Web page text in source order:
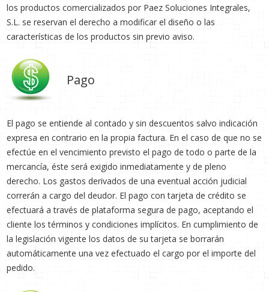
los productos comercializados por Paez Soluciones Integrales,
S.L. se reservan el derecho a modificar el diseño o las
características de los productos sin previo aviso.
Pago
El pago se entiende al contado y sin descuentos salvo indicación
expresa en contrario en la propia factura. En el caso de que no se
efectúe en el vencimiento previsto el pago de todo o parte de la
mercancía, éste será exigido inmediatamente y de pleno
derecho. Los gastos derivados de una eventual acción judicial
correrán a cargo del deudor. El pago con tarjeta de crédito se
efectuará a través de plataforma segura de pago, aceptando el
cliente los términos y condiciones implícitos. En cumplimiento de
la legislación vigente los datos de su tarjeta se borrarán
automáticamente una vez efectuado el cargo por el importe del
pedido.